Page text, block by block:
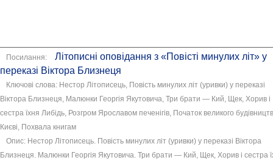
Посилання:
Літописні оповідання з «Повісті минулих літ» у
переказі Віктора Близнеця
Ключові слова: Нестор Літописець, Повість минулих літ (уривки) у переказі
Віктора Близнеця, Малюнки Георгія Якутовича, Три брати — Кий, Щек, Хорив і
сестра їхня Либідь, Розгром Ярославом печенігів, Початок великого
Києві, Похвала книгам
Опис: Нестор Літописець. Повість минулих літ (уривки) у переказі Віктора
Близнеця. Малюнки Георгія Якутовича. Три брати — Кий, Щек, Хорив і сестра